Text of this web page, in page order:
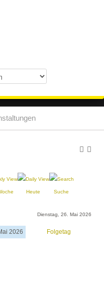
Heute Suche
Dienstag, 26. Mai 2026
2026
Folgetag